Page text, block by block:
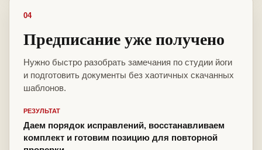
04
Предписание уже получено
Нужно быстро разобрать замечания по студии йоги
и подготовить документы без хаотичных скачанных
шаблонов.
РЕЗУЛЬТАТ
Даем порядок исправлений, восстанавливаем
комплект и готовим позицию для повторной